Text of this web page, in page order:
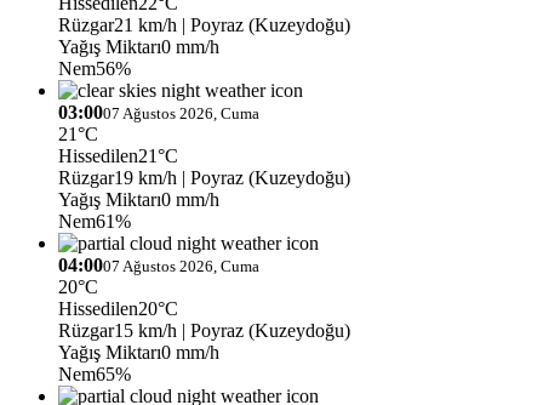
Rüzgar21 km/h | Poyraz (Kuzeydoğu)
Yağış Miktarı0 mm/h
Nem56%
03:0007 Ağustos 2026, Cuma
21°C
Hissedilen21°C
Rüzgar19 km/h | Poyraz (Kuzeydoğu)
Yağış Miktarı0 mm/h
Nem61%
04:0007 Ağustos 2026, Cuma
20°C
Hissedilen20°C
Rüzgar15 km/h | Poyraz (Kuzeydoğu)
Yağış Miktarı0 mm/h
Nem65%